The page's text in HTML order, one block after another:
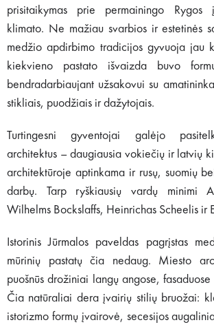
prisitaikymas prie permainingo Rygos
klimato. Ne mažiau svarbios ir estetinės
medžio apdirbimo tradicijos gyvuoja jau
kiekvieno pastato išvaizda buvo
bendradarbiaujant užsakovui su
stikliais, puodžiais ir dažytojais.
Turtingesni gyventojai galėjo
architektus – daugiausia vokiečių ir latvių
architektūroje aptinkama ir rusų, suomių
darbų. Tarp ryškiausių vardų minimi
Wilhelms Bockslaffs, Heinrichas Scheelis ir
Istorinis Jūrmalos paveldas pagrįstas
mūrinių pastatų čia nedaug. Miesto
puošnūs drožiniai langų angose,
Čia natūraliai dera įvairių stilių bruožai:
istorizmo formų įvairovė, secesijos